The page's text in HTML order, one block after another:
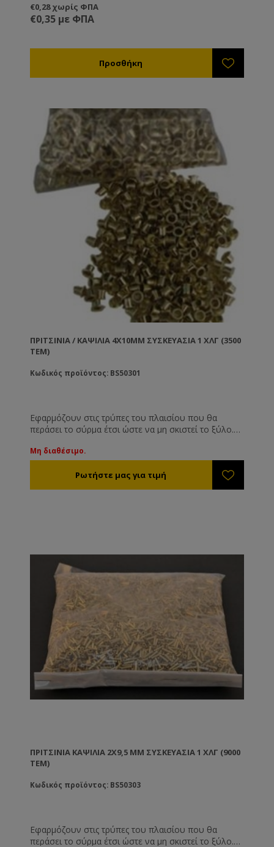
€0,28 χωρίς ΦΠΑ
€0,35 με ΦΠΑ
ΠΡΙΤΣΊΝΙΑ / ΚΑΨΊΛΙΑ 4X10MM ΣΥΣΚΕΥΑΣΊΑ 1 ΧΛΓ (3500
ΤΕΜ)
Κωδικός προϊόντος: BS50301
Εφαρμόζουν στις τρύπες του πλαισίου που θα
περάσει το σύρμα έτσι ώστε να μη σκιστεί το ξύλο.
λόγω του βάρους της κηρήθρας έχει την τάση να
και η κηρήθρα καταστρέφεται.
Μη διαθέσιμο.
ΠΡΙΤΣΊΝΙΑ ΚΑΨΊΛΙΑ 2X9,5 MM ΣΥΣΚΕΥΑΣΊΑ 1 ΧΛΓ (9000
ΤΕΜ)
Κωδικός προϊόντος: BS50303
Εφαρμόζουν στις τρύπες του πλαισίου που θα
περάσει το σύρμα έτσι ώστε να μη σκιστεί το ξύλο.